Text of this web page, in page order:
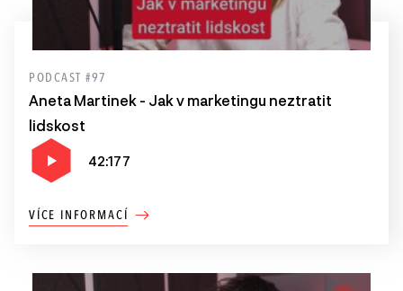
PODCAST #97
Aneta Martinek - Jak v marketingu neztratit
lidskost
42:177
VÍCE INFORMACÍ